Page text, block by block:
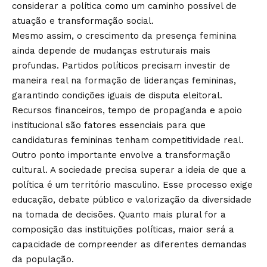
considerar a política como um caminho possível de
atuação e transformação social.
Mesmo assim, o crescimento da presença feminina
ainda depende de mudanças estruturais mais
profundas. Partidos políticos precisam investir de
maneira real na formação de lideranças femininas,
garantindo condições iguais de disputa eleitoral.
Recursos financeiros, tempo de propaganda e apoio
institucional são fatores essenciais para que
candidaturas femininas tenham competitividade real.
Outro ponto importante envolve a transformação
cultural. A sociedade precisa superar a ideia de que a
política é um território masculino. Esse processo exige
educação, debate público e valorização da diversidade
na tomada de decisões. Quanto mais plural for a
composição das instituições políticas, maior será a
capacidade de compreender as diferentes demandas
da população.